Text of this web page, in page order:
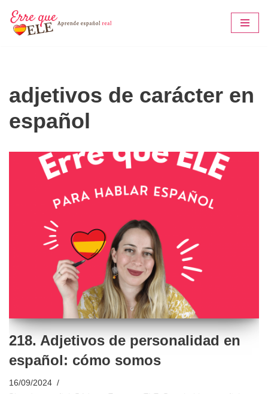
Saltar
adjetivos de carácter en
español
218. Adjetivos de personalidad en
español: cómo somos
16/09/2024